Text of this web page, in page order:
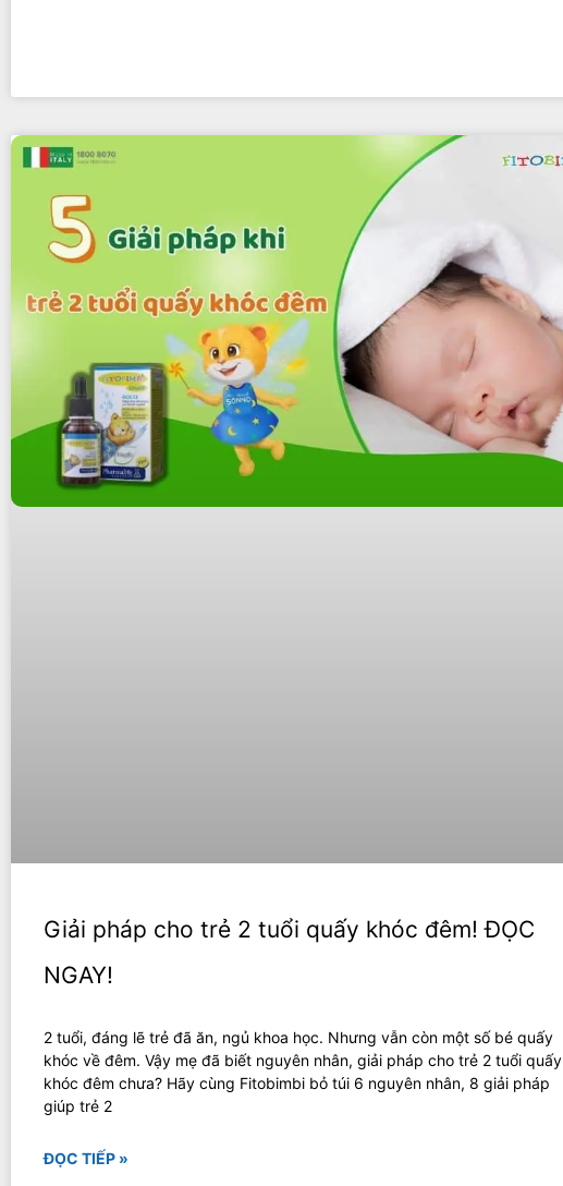
Giải pháp cho trẻ 2 tuổi quấy khóc đêm! ĐỌC
NGAY!
2 tuổi, đáng lẽ trẻ đã ăn, ngủ khoa học. Nhưng vẫn còn một số bé quấy
khóc về đêm. Vậy mẹ đã biết nguyên nhân, giải pháp cho trẻ 2 tuổi quấy
khóc đêm chưa? Hãy cùng Fitobimbi bỏ túi 6 nguyên nhân, 8 giải pháp
giúp trẻ 2
ĐỌC TIẾP »